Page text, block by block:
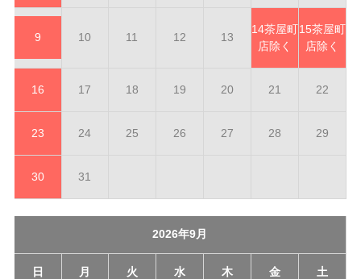
9 10 11 12 13
14茶屋町
店除く
15茶屋町
店除く
16 17 18 19 20 21 22
23 24 25 26 27 28 29
30 31
2026年9月
日 月 火 水 木 金 土